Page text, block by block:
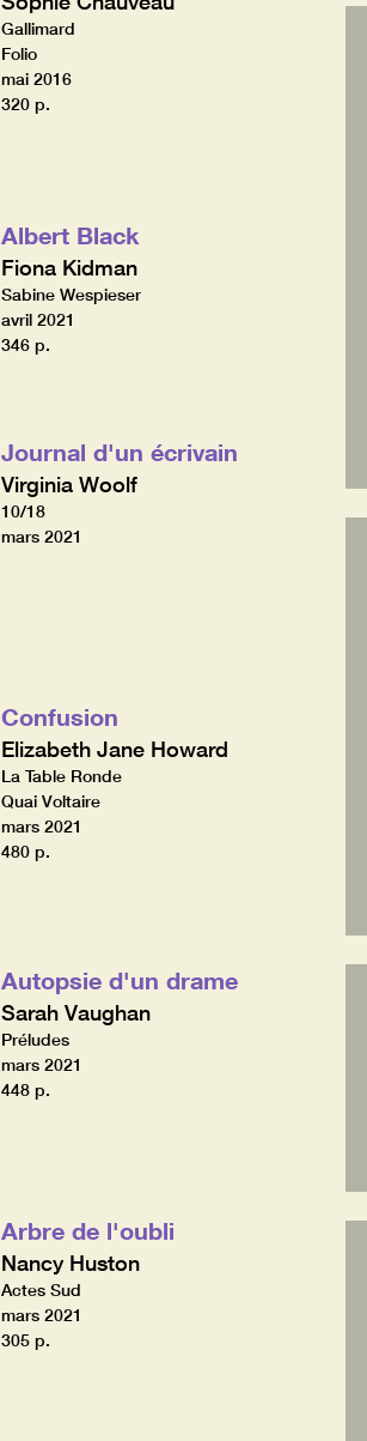
Gallimard
Folio
mai 2016
320 p.
Albert Black
Fiona Kidman
Sabine Wespieser
avril 2021
346 p.
Journal d'un écrivain
Virginia Woolf
10/18
mars 2021
Confusion
Elizabeth Jane Howard
La Table Ronde
Quai Voltaire
mars 2021
480 p.
Autopsie d'un drame
Sarah Vaughan
Préludes
mars 2021
448 p.
Arbre de l'oubli
Nancy Huston
Actes Sud
mars 2021
305 p.